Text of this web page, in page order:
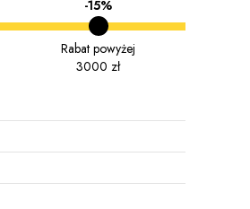
-15%
Rabat powyżej
3000 zł